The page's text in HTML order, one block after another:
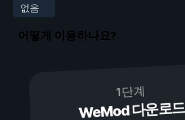
없음
어떻게 이용하나요?
1단계
WeMod 다운로드